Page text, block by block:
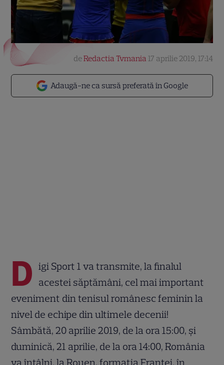
Adaugă-ne ca sursă preferată în Google
deRedactia Tvmania 17 aprilie 2019, 17:14
D igi Sport 1 va transmite, la finalul
acestei săptămâni, cel mai important
eveniment din tenisul românesc feminin la
nivel de echipe din ultimele decenii!
Sâmbătă, 20 aprilie 2019, de la ora 15:00, şi
duminică, 21 aprilie, de la ora 14:00, România
va întâlni, la Rouen, formaţia Franţei, în